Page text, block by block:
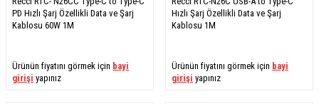
PD Hızlı Şarj Özellikli Data ve Şarj
Kablosu 60W 1M
Ürünün fiyatını görmek için bayi
girişi yapınız
Hızlı Şarj Özellikli Data ve Şarj
Kablosu 1M
Ürünün fiyatını görmek için bayi
girişi yapınız